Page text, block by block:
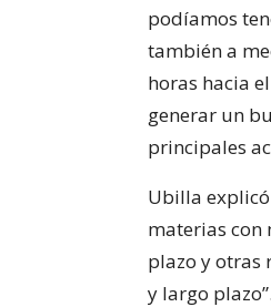
podíamos
también a
horas hacia
generar un
principales
Ubilla
materias con
plazo y otras
y largo